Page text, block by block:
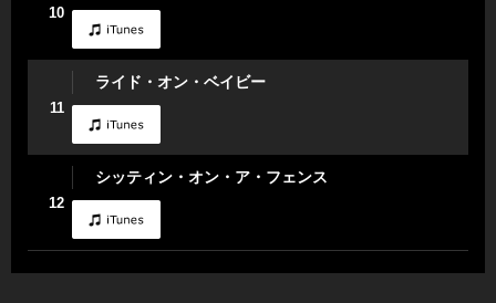
10
11
ライド・オン・ベイビー
12
シッティン・オン・ア・フェンス